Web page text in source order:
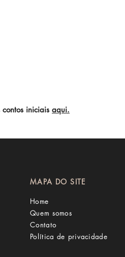
contos iniciais aqui.
MAPA DO SITE
Home
Quem somos
Contato
Política de privacidade